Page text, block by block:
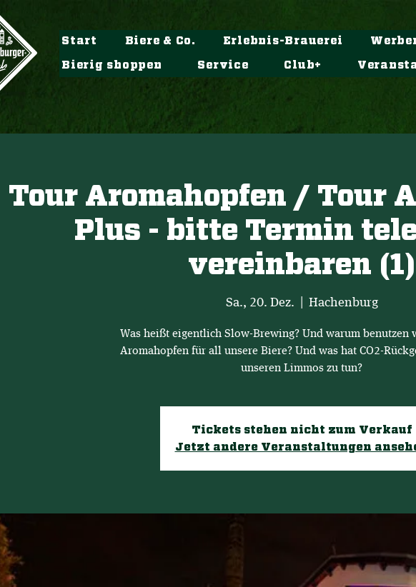
Start Biere & Co. Erlebnis-Brauerei
Bierig shoppen Service Club+
Tour Aromahopfen / Tour
Plus - bitte Termin
vereinbaren (1)
Sa., 20. Dez. Hachenburg
Was heißt eigentlich Slow-Brewing? Und warum benutzen
Aromahopfen für all unsere Biere? Und was hat CO2-
unseren Limmos zu tun?
Tickets stehen nicht zum Verkauf
Jetzt andere Veranstaltungen